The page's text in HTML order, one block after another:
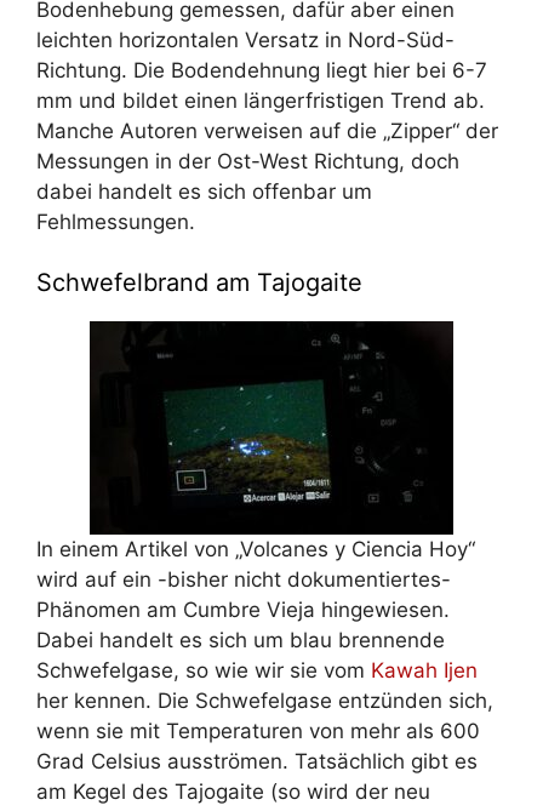
Bodenhebung gemessen, dafür aber einen
leichten horizontalen Versatz in Nord-Süd-
Richtung. Die Bodendehnung liegt hier bei 6-7
mm und bildet einen längerfristigen Trend ab.
Manche Autoren verweisen auf die „Zipper“ der
Messungen in der Ost-West Richtung, doch
dabei handelt es sich offenbar um
Fehlmessungen.
Schwefelbrand am Tajogaite
In einem Artikel von „Volcanes y Ciencia Hoy“
wird auf ein -bisher nicht dokumentiertes-
Phänomen am Cumbre Vieja hingewiesen.
Dabei handelt es sich um blau brennende
Schwefelgase, so wie wir sie vom Kawah Ijen
her kennen. Die Schwefelgase entzünden sich,
wenn sie mit Temperaturen von mehr als 600
Grad Celsius ausströmen. Tatsächlich gibt es
am Kegel des Tajogaite (so wird der neu